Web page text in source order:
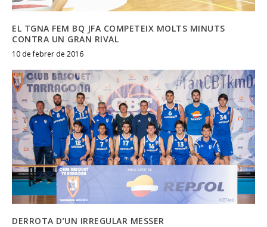
EL TGNA FEM BQ JFA COMPETEIX MOLTS MINUTS
CONTRA UN GRAN RIVAL
10 de febrer de 2016
DERROTA D’UN IRREGULAR MESSER